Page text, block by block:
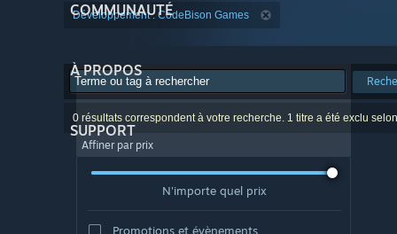
COMMUNAUTÉ
À PROPOS
SUPPORT
Développement : CodeBison Games
0 résultats correspondent à votre recherche. 1 titre a été exclu
Affiner par prix
N'importe quel prix
Promotions et évènements